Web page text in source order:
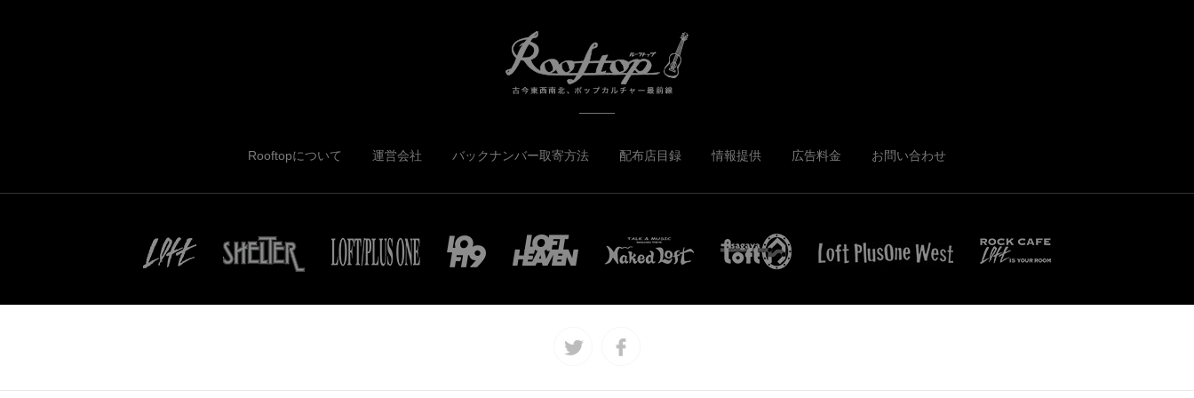
Rooftopについて 運営会社 バックナンバー取寄方法 配布店目録 情報提供 広告料金 お問い合わせ